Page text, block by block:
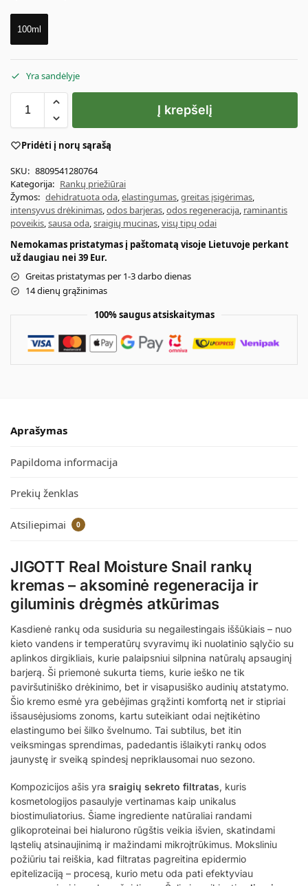
100ml
Yra sandėlyje
Į krepšelį
Pridėti į norų sąrašą
SKU: 8809541280764
Kategorija: Rankų priežiūrai
Žymos: dehidratuota oda,elastingumas,greitas įsigėrimas,
intensyvus drėkinimas,odos barjeras,odos regeneracija, raminantis
poveikis,sausa oda,sraigių mucinas,visų tipų odai
Nemokamas pristatymas į paštomatą visoje Lietuvoje perkant
už daugiau nei 39 Eur.
Greitas pristatymas per 1-3 darbo dienas
14 dienų grąžinimas
100% saugus atsiskaitymas
Aprašymas
Papildoma informacija
Prekių ženklas
Atsiliepimai 0
JIGOTT Real Moisture Snail rankų
kremas – aksominė regeneracija ir
giluminis drėgmės atkūrimas
Kasdienė rankų oda susiduria su negailestingais iššūkiais – nuo
kieto vandens ir temperatūrų svyravimų iki nuolatinio sąlyčio su
aplinkos dirgikliais, kurie palaipsniui silpnina natūralų apsauginį
barjerą. Ši priemonė sukurta tiems, kurie ieško ne tik
paviršutiniško drėkinimo, bet ir visapusiško audinių atstatymo.
Šio kremo esmė yra gebėjimas grąžinti komfortą net ir stipriai
išsausėjusioms zonoms, kartu suteikiant odai neįtikėtino
elastingumo bei šilko švelnumo. Tai subtilus, bet itin
veiksmingas sprendimas, padedantis išlaikyti rankų odos
jaunystę ir sveiką spindesį nepriklausomai nuo sezono.
Kompozicijos ašis yra sraigių sekreto filtratas, kuris
kosmetologijos pasaulyje vertinamas kaip unikalus
biostimuliatorius. Šiame ingrediente natūraliai randami
glikoproteinai bei hialurono rūgštis veikia išvien, skatindami
ląstelių atsinaujinimą ir mažindami mikroįtrūkimus. Moksliniu
požiūriu tai reiškia, kad filtratas pagreitina epidermio
epitelizaciją – procesą, kurio metu oda pati efektyviau